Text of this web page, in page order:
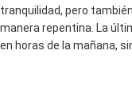
tranquilidad, pero
manera repentina. La
en horas de la mañana,